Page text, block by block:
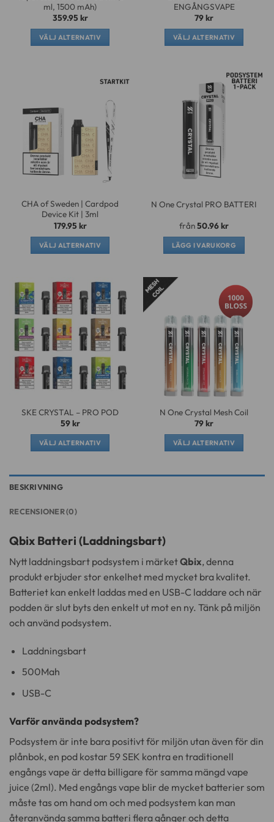
ml, 1500 mAh)
359.95 kr
VÄLJ ALTERNATIV
produkten
De
olika
alternativen
kan
produktsidan
ENGÅNGSVAPE
79kr
VÄLJ ALTERNATIV
produkten
har
flera
De
olika
alternativen
kan
väljas
produktsidan
CHA of Sweden | Cardpod
Device Kit | 3ml
179.95 kr
VÄLJ ALTERNATIV
produkten
har
flera
varianter.
De
olika
alternativen
kan
väljas
produktsidan
N One Crystal PRO BATTERI
från50.96kr
LÄGG I VARUKORG
SKE CRYSTAL – PRO POD
59kr
VÄLJ ALTERNATIV
flera
De
olika
alternativen
kan
på
produktsidan
N One Crystal Mesh Coil
79kr
VÄLJ ALTERNATIV
alternativen
kan
på
produktsidan
BESKRIVNING
RECENSIONER (0)
Qbix Batteri (Laddningsbart)
Nytt laddningsbart podsystem i märketQbix, denna
produkt erbjuder stor enkelhet med mycket bra kvalitet.
Batteriet kan enkelt laddas med en USB-C laddare och när
podden är slut byts den enkelt ut mot en ny. Tänk på miljön
och använd podsystem.
Laddningsbart
500Mah
USB-C
Varför använda podsystem?
Podsystem är inte bara positivt för miljön utan även för din
plånbok, en pod kostar 59 SEK kontra en traditionell
engångs vape är detta billigare för samma mängd vape
juice (2ml). Med engångs vape blir de mycket batterier som
måste tas om hand om och med podsystem kan man
återanvända samma batteri flera gånger och detta